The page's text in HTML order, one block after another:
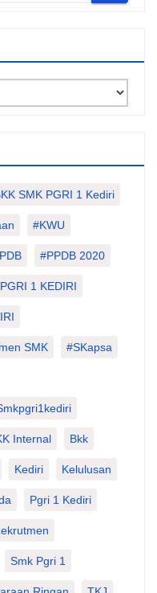
SMK PGRI 1 Kediri
#KWU
#PPDB 2020
1 KEDIRI
SMK #SKapsa
Internal Bkk
Kediri Kelulusan
Pgri 1 Kediri
Smk Pgri 1